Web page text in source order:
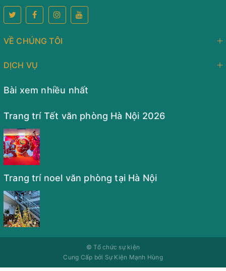
VỀ CHÚNG TÔI
DỊCH VỤ
Bài xem nhiều nhất
Trang trí Tết văn phòng Hà Nội 2026
Trang trí noel văn phòng tại Hà Nội
©Tổ chức sự kiện
Cung Cấp bởi Sự Kiện Mạnh Hùng